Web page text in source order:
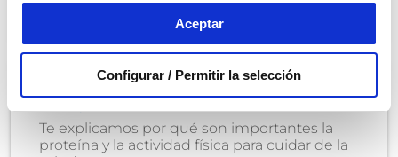
Aceptar
Configurar / Permitir la selección
1 Saber más
Proteína y actividad física, claves de
salud para los ancianos
Te explicamos por qué son importantes la
proteína y la actividad física para cuidar de la